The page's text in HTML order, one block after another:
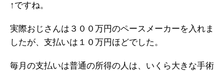
↑ですね。
実際おじさんは３００万円のペースメーカーを入れま
したが、支払いは１０万円ほどでした。
毎月の支払いは普通の所得の人は、いくら大きな手術